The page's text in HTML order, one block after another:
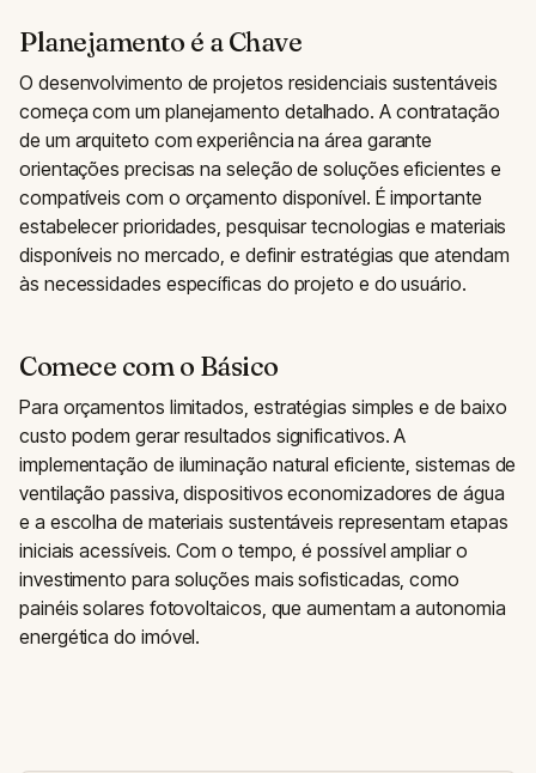
Planejamento é a Chave
O desenvolvimento de projetos residenciais sustentáveis
começa com um planejamento detalhado. A contratação
de um arquiteto com experiência na área garante
orientações precisas na seleção de soluções eficientes e
compatíveis com o orçamento disponível. É importante
estabelecer prioridades, pesquisar tecnologias e materiais
disponíveis no mercado, e definir estratégias que atendam
às necessidades específicas do projeto e do usuário.
Comece com o Básico
Para orçamentos limitados, estratégias simples e de baixo
custo podem gerar resultados significativos. A
implementação de iluminação natural eficiente, sistemas de
ventilação passiva, dispositivos economizadores de água
e a escolha de materiais sustentáveis representam etapas
iniciais acessíveis. Com o tempo, é possível ampliar o
investimento para soluções mais sofisticadas, como
painéis solares fotovoltaicos, que aumentam a autonomia
energética do imóvel.